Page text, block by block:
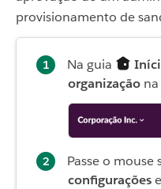
provisionamento de
Na guia
organização
Passe o mouse
configurações